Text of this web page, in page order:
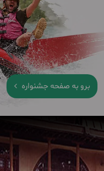
برو به صفحه جشنواره